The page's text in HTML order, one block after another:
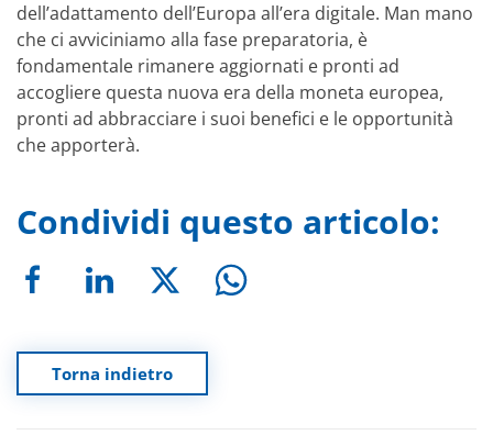
dell’adattamento dell’Europa all’era digitale. Man mano
che ci avviciniamo alla fase preparatoria, è
fondamentale rimanere aggiornati e pronti ad
accogliere questa nuova era della moneta europea,
pronti ad abbracciare i suoi benefici e le opportunità
che apporterà.
Condividi questo articolo:
Torna indietro